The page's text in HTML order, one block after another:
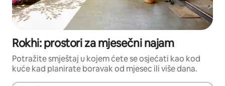
Rokhi: prostori za mjesečni najam
Potražite smještaj u kojem ćete se osjećati kao kod
kuće kad planirate boravak od mjesec ili više dana.